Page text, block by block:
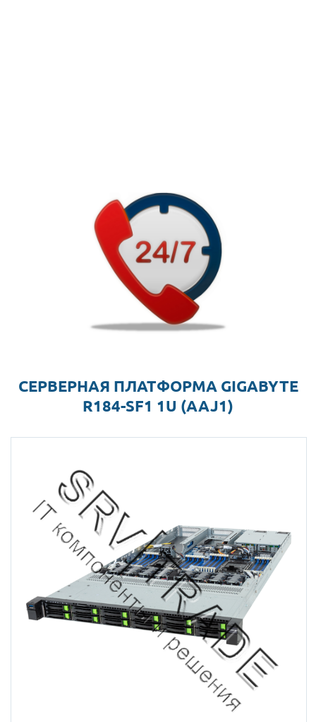
СЕРВЕРНАЯ ПЛАТФОРМА GIGABYTE
R184-SF1 1U (AAJ1)